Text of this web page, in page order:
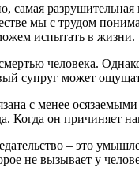
самая
мы с трудом
испытать в жизни.
человека.
супруг может
с менее
Когда он причиняет
– это
не вызывает у